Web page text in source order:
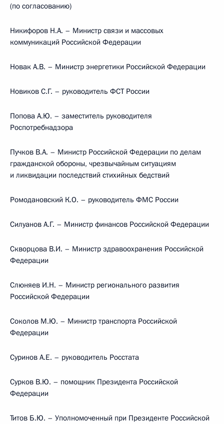
(по согласованию)
Никифоров Н.А. – Министр связи и массовых
коммуникаций Российской Федерации
Новак А.В. – Министр энергетики Российской Федерации
Новиков С.Г. – руководитель ФСТ России
Попова А.Ю. – заместитель руководителя
Роспотребнадзора
Пучков В.А. – Министр Российской Федерации по делам
гражданской обороны, чрезвычайным ситуациям
и ликвидации последствий стихийных бедствий
Ромодановский К.О. – руководитель ФМС России
Силуанов А.Г. – Министр финансов Российской Федерации
Скворцова В.И. – Министр здравоохранения Российской
Федерации
Слюняев И.Н. – Министр регионального развития
Российской Федерации
Соколов М.Ю. – Министр транспорта Российской
Федерации
Суринов А.Е. – руководитель Росстата
Сурков В.Ю. – помощник Президента Российской
Федерации
Титов Б.Ю. – Уполномоченный при Президенте Российской